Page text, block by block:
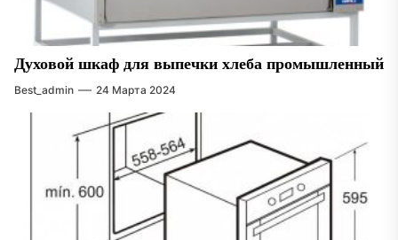
Духовой шкаф для выпечки хлеба промышленный
Best_admin 24 Марта 2024